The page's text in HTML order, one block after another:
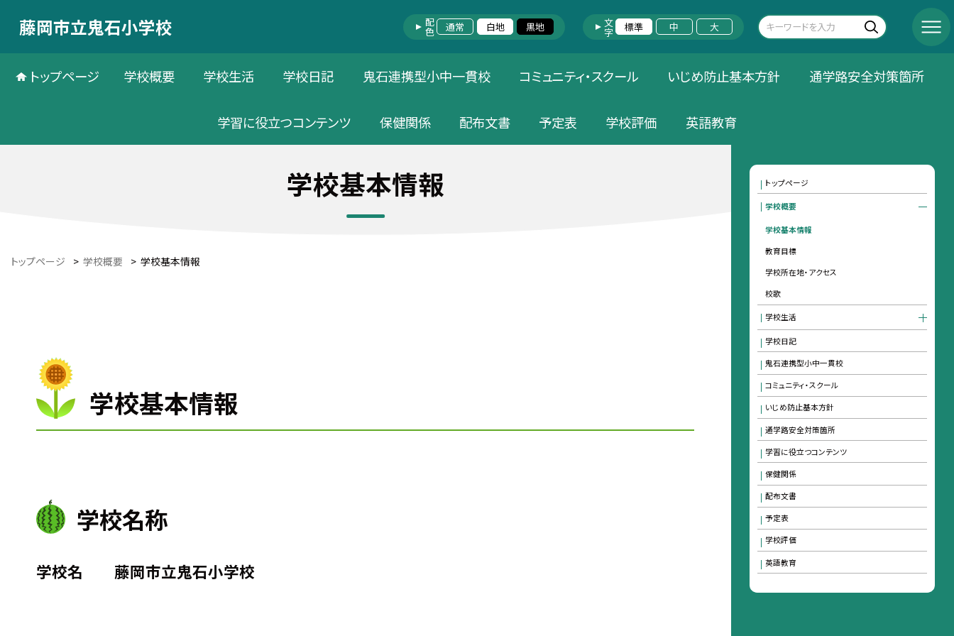
藤岡市立鬼石小学校 配色 通常 白地 黒地 文字 標準 中 大
トップページ 学校概要 学校生活 学校日記 鬼石連携型小中一貫校 コミュニティ・スクール いじめ防止基本方針 通学路安全対策箇所
学習に役立つコンテンツ 保健関係 配布文書 予定表 学校評価 英語教育
学校基本情報
トップページ > 学校概要 > 学校基本情報
学校基本情報
学校名称
学校名 藤岡市立鬼石小学校
トップページ
学校概要
学校基本情報
教育目標
学校所在地・アクセス
校歌
学校生活
学校日記
鬼石連携型小中一貫校
コミュニティ・スクール
いじめ防止基本方針
通学路安全対策箇所
学習に役立つコンテンツ
保健関係
配布文書
予定表
学校評価
英語教育